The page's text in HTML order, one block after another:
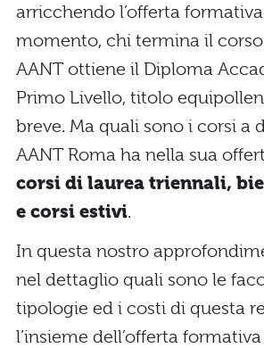
arricchendo l’offerta
momento, chi termina il
AANT ottiene il Diploma
Primo Livello, titolo
breve. Ma quali sono i corsi a
AANT Roma ha nella sua
corsi di laurea triennali,
e corsi estivi.
In questa nostro
nel dettaglio quali sono le
tipologie ed i costi di questa
l’insieme dell’offerta